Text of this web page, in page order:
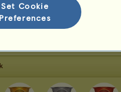
Set Cookie
Preferences